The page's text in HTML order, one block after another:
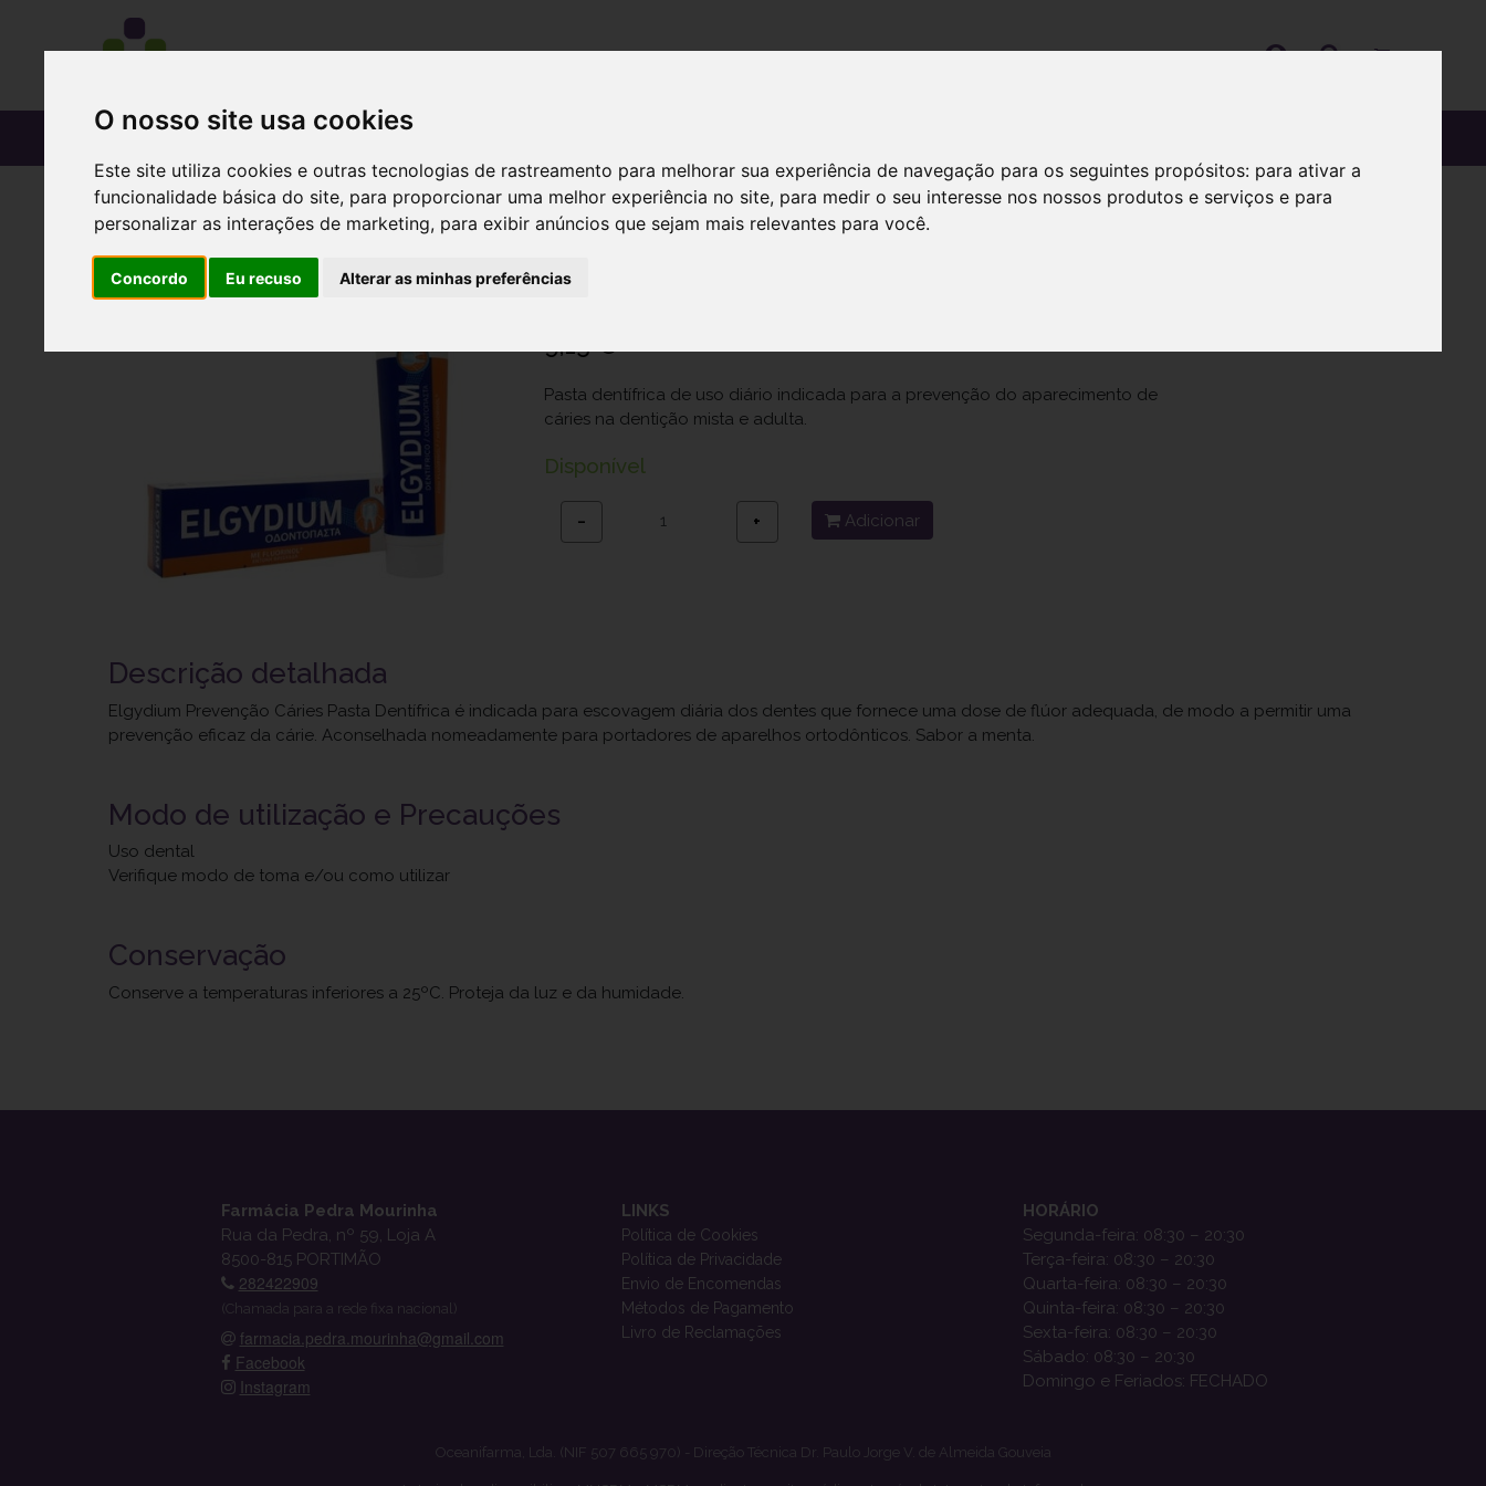
O nosso site usa cookies
Este site utiliza cookies e outras tecnologias de rastreamento para melhorar sua experiência de navegação para os seguintes propósitos: para ativar a
funcionalidade básica do site, para proporcionar uma melhor experiência no site, para medir o seu interesse nos nossos produtos e serviços e para
personalizar as interações de marketing, para exibir anúncios que sejam mais relevantes para você.
Concordo Eu recuso Alterar as minhas preferências
Elgydium Past Dent Prev Caries75ml
9,15 €
Pasta dentífrica de uso diário indicada para a prevenção do aparecimento de
cáries na dentição mista e adulta.
Disponível
− + Adicionar
Descrição detalhada
Elgydium Prevenção Cáries Pasta Dentífrica é indicada para escovagem diária dos dentes que fornece uma dose de flúor adequada, de modo a permitir uma
prevenção eficaz da cárie. Aconselhada nomeadamente para portadores de aparelhos ortodônticos. Sabor a menta.
Modo de utilização e Precauções
Uso dental
Verifique modo de toma e/ou como utilizar
Conservação
Conserve a temperaturas inferiores a 25ºC. Proteja da luz e da humidade.
Farmácia Pedra Mourinha
Rua da Pedra, nº 59, Loja A
8500-815 PORTIMÃO
282422909
(Chamada para a rede fixa nacional)
farmacia.pedra.mourinha@gmail.com
Facebook
Instagram
LINKS
Política de Cookies
Política de Privacidade
Envio de Encomendas
Métodos de Pagamento
Livro de Reclamações
HORÁRIO
Segunda-feira: 08:30 – 20:30
Terça-feira: 08:30 – 20:30
Quarta-feira: 08:30 – 20:30
Quinta-feira: 08:30 – 20:30
Sexta-feira: 08:30 – 20:30
Sábado: 08:30 – 20:30
Domingo e Feriados: FECHADO
Oceanifarma, Lda. (NIF 507 665 970) - Direção Técnica Dr. Paulo Jorge V. de Almeida Gouveia